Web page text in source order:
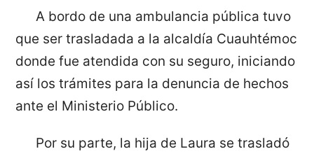
A bordo de una ambulancia pública tuvo
que ser trasladada a la alcaldía Cuauhtémoc
donde fue atendida con su seguro, iniciando
así los trámites para la denuncia de hechos
ante el Ministerio Público.
Por su parte, la hija de Laura se trasladó